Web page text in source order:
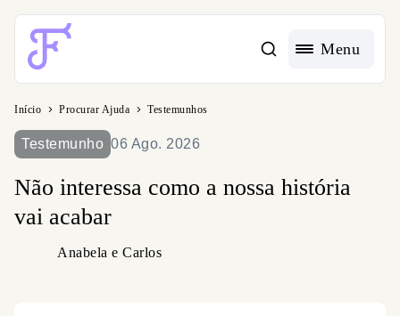
Acessible Menu Logo
Menu
Início Procurar Ajuda Testemunhos
Testemunho 06 Ago. 2026
Não interessa como a nossa história
vai acabar
Anabela e Carlos